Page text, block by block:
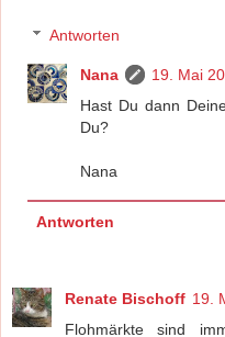
Antworten
Nana
19. Mai
Hast Du dann
Du?
Nana
Antworten
Renate Bischoff 19.
Flohmärkte sind